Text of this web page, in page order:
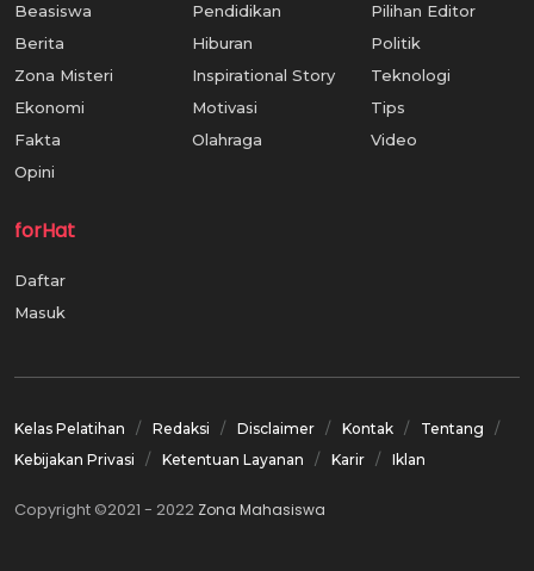
Beasiswa
Berita
Zona Misteri
Ekonomi
Fakta
Opini
Pendidikan
Hiburan
Inspirational Story
Motivasi
Olahraga
Pilihan Editor
Politik
Teknologi
Tips
Video
forHat
Daftar
Masuk
Kelas Pelatihan Redaksi Disclaimer Kontak
Tentang
Kebijakan Privasi
Ketentuan Layanan Karir Iklan
Copyright ©2021 - 2022 Zona Mahasiswa